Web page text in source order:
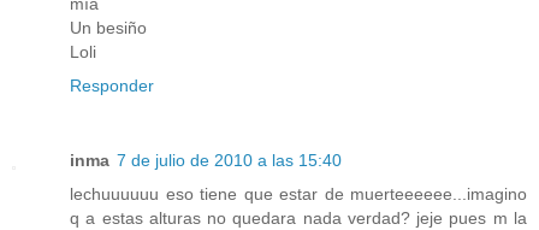
mía
Un besiño
Loli
Responder
inma 7 de julio de 2010 a las 15:40
lechuuuuuu eso tiene que estar de muerteeeeee...imagino
q a estas alturas no quedara nada verdad? jeje pues m la